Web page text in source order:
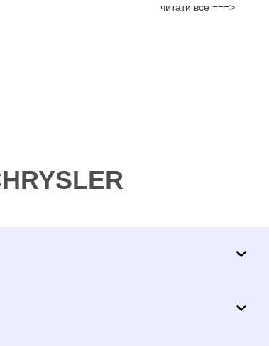
читати все ===>